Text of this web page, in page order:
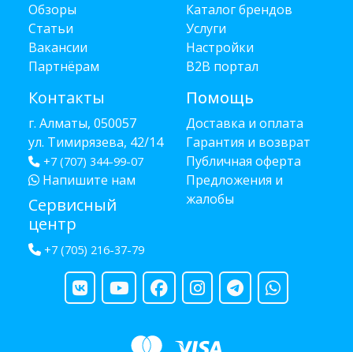
Обзоры
Статьи
Вакансии
Партнёрам
Контакты
г. Алматы, 050057
ул. Тимирязева, 42/14
+7 (707) 344-99-07
Напишите нам
Сервисный
центр
+7 (705) 216-37-79
Каталог брендов
Услуги
Настройки
B2B портал
Помощь
Доставка и оплата
Гарантия и возврат
Публичная оферта
Предложения и
жалобы